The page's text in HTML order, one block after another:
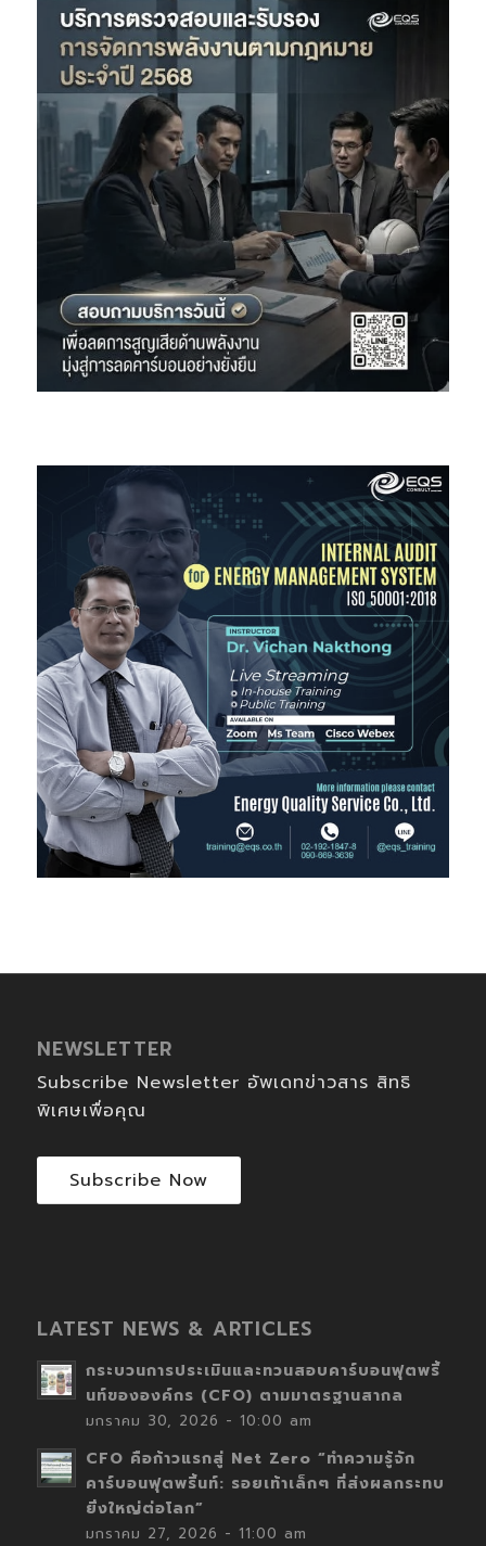
NEWSLETTER
Subscribe Newsletter อัพเดทข่าวสาร สิทธิ
พิเศษเพื่อคุณ
Subscribe Now
LATEST NEWS & ARTICLES
กระบวนการประเมินและทวนสอบคาร์บอนฟุตพริ้
นท์ขององค์กร (CFO) ตามมาตรฐานสากล
มกราคม 30, 2026 - 10:00 am
CFO คือก้าวแรกสู่ Net Zero “ทำความรู้จัก
คาร์บอนฟุตพริ้นท์: รอยเท้าเล็กๆ ที่ส่งผลกระทบ
ยิ่งใหญ่ต่อโลก”
มกราคม 27, 2026 - 11:00 am